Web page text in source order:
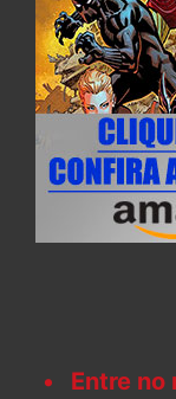
Entre no